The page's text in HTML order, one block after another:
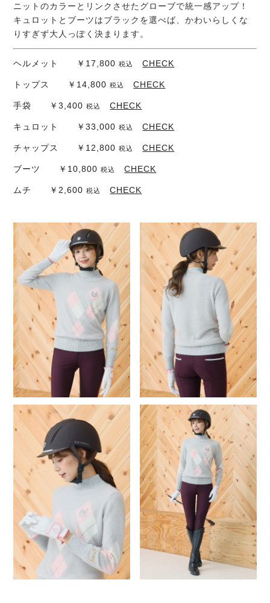
ニットのカラーとリンクさせたグローブで統一感アップ！
キュロットとブーツはブラックを選べば、かわいらしくな
りすぎず大人っぽく決まります。
ヘルメット ￥17,800税込 CHECK
トップス ￥14,800税込 CHECK
手袋 ￥3,400税込 CHECK
キュロット ￥33,000税込 CHECK
チャップス ￥12,800税込 CHECK
ブーツ ￥10,800税込 CHECK
ムチ ￥2,600税込 CHECK